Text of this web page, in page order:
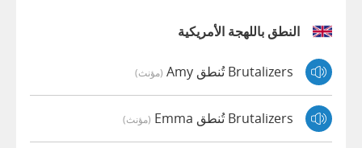
النطق باللهجة الأمريكية
Brutalizers تُنطق Amy (مؤنث)
Brutalizers تُنطق Emma (مؤنث)